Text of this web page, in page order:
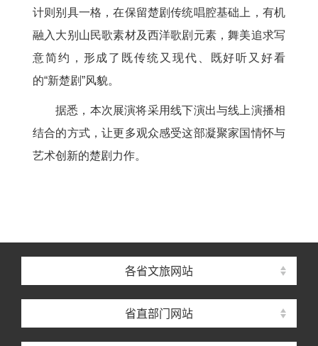
计则别具一格，在保留楚剧传统唱腔基础上，有机
融入大别山民歌素材及西洋歌剧元素，舞美追求写
意简约，形成了既传统又现代、既好听又好看
的“新楚剧”风貌。
据悉，本次展演将采用线下演出与线上演播相
结合的方式，让更多观众感受这部凝聚家国情怀与
艺术创新的楚剧力作。
各省文旅网站
省直部门网站